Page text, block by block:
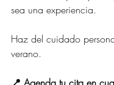
sea una experiencia.
Haz del cuidado
verano.